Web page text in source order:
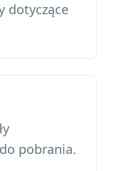
dotyczące
pobrania.